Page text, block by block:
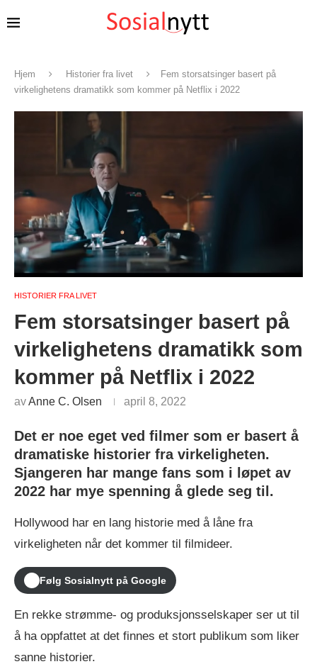
Hjem Historier fra livet
Fem storsatsinger basert på
virkelighetens dramatikk som kommer på Netflix i 2022
HISTORIER FRA LIVET
Fem storsatsinger basert på
virkelighetens dramatikk som
kommer på Netflix i 2022
avAnne C. Olsen april 8, 2022
Det er noe eget ved filmer som er basert å
dramatiske historier fra virkeligheten.
Sjangeren har mange fans som i løpet av
2022 har mye spenning å glede seg til.
Hollywood har en lang historie med å låne fra
virkeligheten når det kommer til filmideer.
Følg Sosialnytt på Google
En rekke strømme- og produksjonsselskaper ser ut til
å ha oppfattet at det finnes et stort publikum som liker
sanne historier.